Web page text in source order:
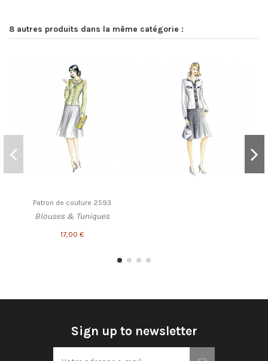
8 autres produits dans la même catégorie :
Patron de couture 2593
Blouses & Tuniques
17,00 €
Sign up to newsletter